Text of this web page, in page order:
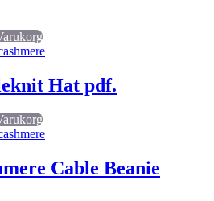
Hat pdf.
Cable Beanie